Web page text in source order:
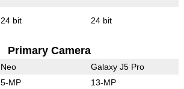
24 bit 24 bit
Primary Camera
Neo Galaxy J5 Pro
5-MP 13-MP